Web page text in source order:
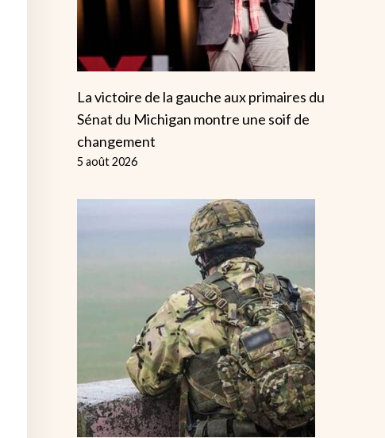
La victoire de la gauche aux primaires du
Sénat du Michigan montre une soif de
changement
5 août 2026